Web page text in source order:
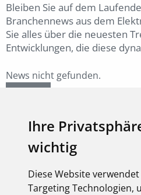
Ihre
wichtig
Diese Website
Targeting Technologien,
Bleiben Sie auf dem
Branchennews aus dem
Sie alles über die neuesten
Entwicklungen, die diese
News nicht gefunden.
Derzeit liegen keine